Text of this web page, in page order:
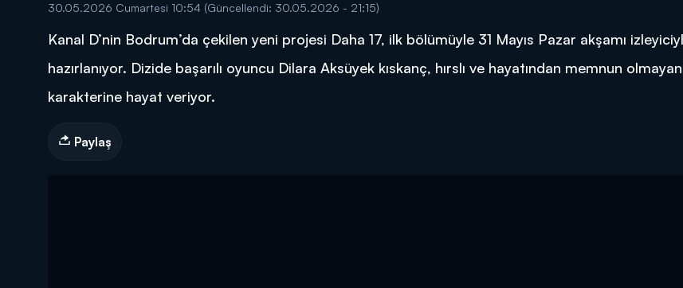
DİĞER SONUÇLAR
30.05.2026 Cumartesi 10:54 (Güncellendi: 30.05.2026 - 21:15)
Kanal D’nin Bodrum’da çekilen yeni projesi Daha 17, ilk bölümüyle 31 Mayıs Pazar akşamı
hazırlanıyor. Dizide başarılı oyuncu Dilara Aksüyek kıskanç, hırslı ve hayatından memnun
karakterine hayat veriyor.
Paylaş